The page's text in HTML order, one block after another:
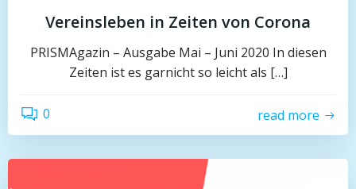
Vereinsleben in Zeiten von Corona
PRISMAgazin – Ausgabe Mai – Juni 2020 In diesen
Zeiten ist es garnicht so leicht als […]
0 read more